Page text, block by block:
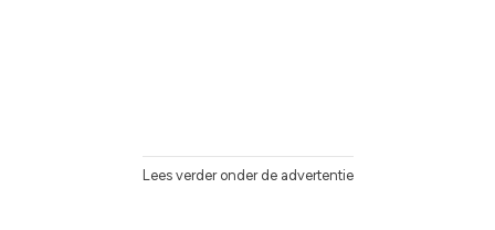
Lees verder onder de advertentie